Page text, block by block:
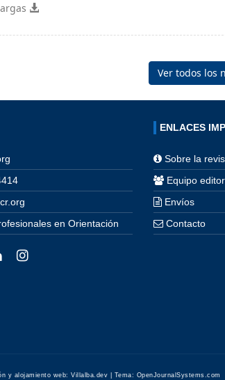
Ver todos los
en Orientación
ENLACES
Sobre la
Equipo
Envíos
Contacto
y alojamiento web: Villalba.dev | Tema: OpenJournalSystems.com